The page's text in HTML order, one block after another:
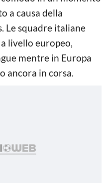
a causa della
Le squadre italiane
livello europeo,
mentre in Europa
ancora in corsa.